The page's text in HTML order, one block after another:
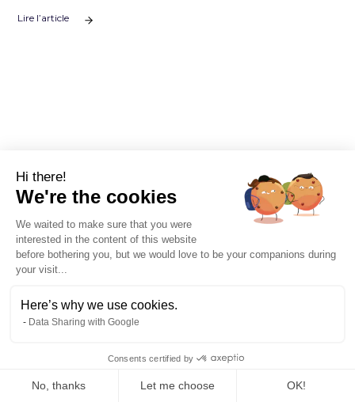
Lire l’article
Réglementation
VSME : guide reporting durabilité PME
Hi there!
We're the cookies
We waited to make sure that you were
interested in the content of this website
before bothering you, but we would love to be your companions during
your visit...
Here’s why we use cookies.
Data Sharing with Google
Consents certified by
No, thanks Let me choose OK!